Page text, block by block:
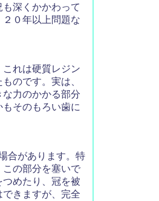
深くかかわって
０年以上問題な
れは硬質レジン
のです。実は、
力のかかる部分
そのもろい歯に
合があります。特
の部分を塞いで
めたり、冠を被
きますが、完全